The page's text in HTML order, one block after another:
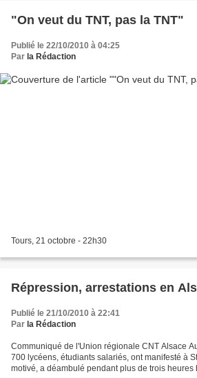
"On veut du TNT, pas la TNT"
Publié le 22/10/2010 à 04:25
Par la Rédaction
Tours, 21 octobre - 22h30
Répression, arrestations en
Publié le 21/10/2010 à 22:41
Par la Rédaction
Communiqué de l'Union régionale CNT Alsace
700 lycéens, étudiants salariés, ont manifesté à
motivé, a déambulé pendant plus de trois heures